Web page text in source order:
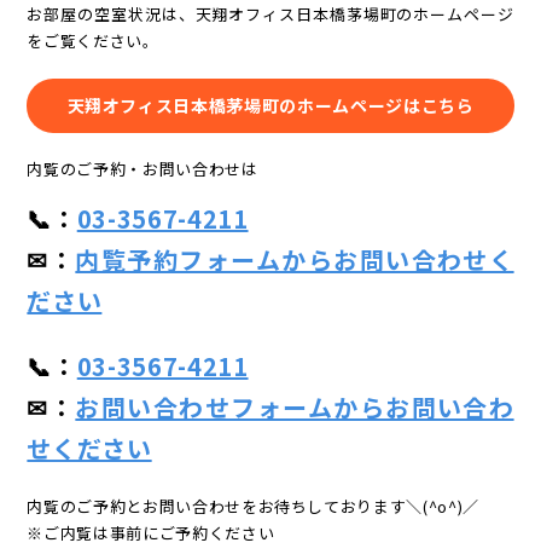
お部屋の空室状況は、天翔オフィス日本橋茅場町のホームページ
をご覧ください。
天翔オフィス日本橋茅場町のホームページはこちら
内覧のご予約・お問い合わせは
📞： 03-3567-4211
✉： 内覧予約フォームからお問い合わせく
ださい
📞： 03-3567-4211
✉： お問い合わせフォームからお問い合わ
せください
内覧のご予約とお問い合わせをお待ちしております＼(^o^)／
※ご内覧は事前にご予約ください